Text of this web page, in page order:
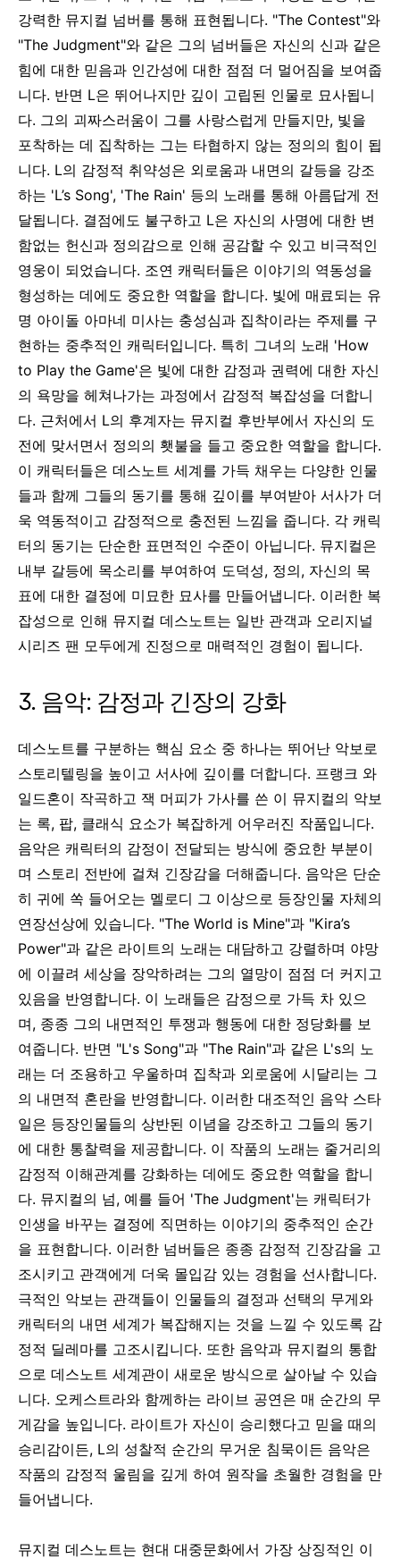
강력한 뮤지컬 넘버를 통해 표현됩니다. "The Contest"와
"The Judgment"와 같은 그의 넘버들은 자신의 신과 같은
힘에 대한 믿음과 인간성에 대한 점점 더 멀어짐을 보여줍
니다. 반면 L은 뛰어나지만 깊이 고립된 인물로 묘사됩니
다. 그의 괴짜스러움이 그를 사랑스럽게 만들지만, 빛을
포착하는 데 집착하는 그는 타협하지 않는 정의의 힘이 됩
니다. L의 감정적 취약성은 외로움과 내면의 갈등을 강조
하는 'L’s Song', 'The Rain' 등의 노래를 통해 아름답게 전
달됩니다. 결점에도 불구하고 L은 자신의 사명에 대한 변
함없는 헌신과 정의감으로 인해 공감할 수 있고 비극적인
영웅이 되었습니다. 조연 캐릭터들은 이야기의 역동성을
형성하는 데에도 중요한 역할을 합니다. 빛에 매료되는 유
명 아이돌 아마네 미사는 충성심과 집착이라는 주제를 구
현하는 중추적인 캐릭터입니다. 특히 그녀의 노래 'How
to Play the Game'은 빛에 대한 감정과 권력에 대한 자신
의 욕망을 헤쳐나가는 과정에서 감정적 복잡성을 더합니
다. 근처에서 L의 후계자는 뮤지컬 후반부에서 자신의 도
전에 맞서면서 정의의 횃불을 들고 중요한 역할을 합니다.
이 캐릭터들은 데스노트 세계를 가득 채우는 다양한 인물
들과 함께 그들의 동기를 통해 깊이를 부여받아 서사가 더
욱 역동적이고 감정적으로 충전된 느낌을 줍니다. 각 캐릭
터의 동기는 단순한 표면적인 수준이 아닙니다. 뮤지컬은
내부 갈등에 목소리를 부여하여 도덕성, 정의, 자신의 목
표에 대한 결정에 미묘한 묘사를 만들어냅니다. 이러한 복
잡성으로 인해 뮤지컬 데스노트는 일반 관객과 오리지널
시리즈 팬 모두에게 진정으로 매력적인 경험이 됩니다.
3. 음악: 감정과 긴장의 강화
데스노트를 구분하는 핵심 요소 중 하나는 뛰어난 악보로
스토리텔링을 높이고 서사에 깊이를 더합니다. 프랭크 와
일드혼이 작곡하고 잭 머피가 가사를 쓴 이 뮤지컬의 악보
는 록, 팝, 클래식 요소가 복잡하게 어우러진 작품입니다.
음악은 캐릭터의 감정이 전달되는 방식에 중요한 부분이
며 스토리 전반에 걸쳐 긴장감을 더해줍니다. 음악은 단순
히 귀에 쏙 들어오는 멜로디 그 이상으로 등장인물 자체의
연장선상에 있습니다. "The World is Mine"과 "Kira’s
Power"과 같은 라이트의 노래는 대담하고 강렬하며 야망
에 이끌려 세상을 장악하려는 그의 열망이 점점 더 커지고
있음을 반영합니다. 이 노래들은 감정으로 가득 차 있으
며, 종종 그의 내면적인 투쟁과 행동에 대한 정당화를 보
여줍니다. 반면 "L's Song"과 "The Rain"과 같은 L's의 노
래는 더 조용하고 우울하며 집착과 외로움에 시달리는 그
의 내면적 혼란을 반영합니다. 이러한 대조적인 음악 스타
일은 등장인물들의 상반된 이념을 강조하고 그들의 동기
에 대한 통찰력을 제공합니다. 이 작품의 노래는 줄거리의
감정적 이해관계를 강화하는 데에도 중요한 역할을 합니
다. 뮤지컬의 넘, 예를 들어 'The Judgment'는 캐릭터가
인생을 바꾸는 결정에 직면하는 이야기의 중추적인 순간
을 표현합니다. 이러한 넘버들은 종종 감정적 긴장감을 고
조시키고 관객에게 더욱 몰입감 있는 경험을 선사합니다.
극적인 악보는 관객들이 인물들의 결정과 선택의 무게와
캐릭터의 내면 세계가 복잡해지는 것을 느낄 수 있도록 감
정적 딜레마를 고조시킵니다. 또한 음악과 뮤지컬의 통합
으로 데스노트 세계관이 새로운 방식으로 살아날 수 있습
니다. 오케스트라와 함께하는 라이브 공연은 매 순간의 무
게감을 높입니다. 라이트가 자신이 승리했다고 믿을 때의
승리감이든, L의 성찰적 순간의 무거운 침묵이든 음악은
작품의 감정적 울림을 깊게 하여 원작을 초월한 경험을 만
들어냅니다.
뮤지컬 데스노트는 현대 대중문화에서 가장 상징적인 이